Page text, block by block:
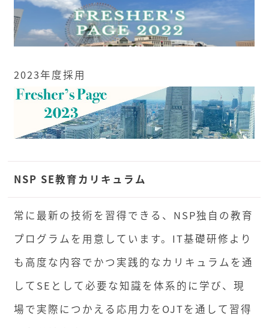
2023年度採用
NSP SE教育カリキュラム
常に最新の技術を習得できる、NSP独自の教育
プログラムを用意しています。IT基礎研修より
も高度な内容でかつ実践的なカリキュラムを通
してSEとして必要な知識を体系的に学び、現
場で実際につかえる応用力をOJTを通して習得